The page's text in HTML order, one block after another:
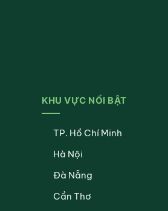
KHU VỰC NỔI BẬT
TP. Hồ Chí Minh
Hà Nội
Đà Nẵng
Cần Thơ